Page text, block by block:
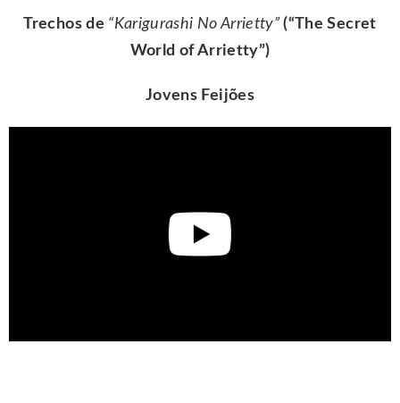
Trechos de “Karigurashi No Arrietty” (“The Secret
World of Arrietty”)
Jovens Feijões